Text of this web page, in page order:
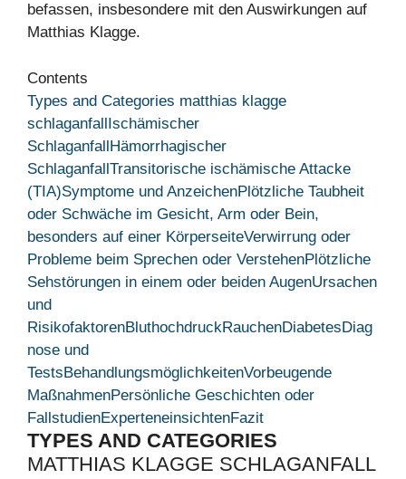
befassen, insbesondere mit den Auswirkungen auf
Matthias Klagge.
Contents
Types and Categories matthias klagge
schlaganfallIschämischer
SchlaganfallHämorrhagischer
SchlaganfallTransitorische ischämische Attacke
(TIA)Symptome und AnzeichenPlötzliche Taubheit
oder Schwäche im Gesicht, Arm oder Bein,
besonders auf einer KörperseiteVerwirrung oder
Probleme beim Sprechen oder VerstehenPlötzliche
Sehstörungen in einem oder beiden AugenUrsachen
und
RisikofaktorenBluthochdruckRauchenDiabetesDiag
nose und
TestsBehandlungsmöglichkeitenVorbeugende
MaßnahmenPersönliche Geschichten oder
FallstudienExperteneinsichtenFazit
TYPES AND CATEGORIES
MATTHIAS KLAGGE SCHLAGANFALL